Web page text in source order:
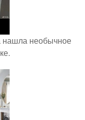
нашла необычное